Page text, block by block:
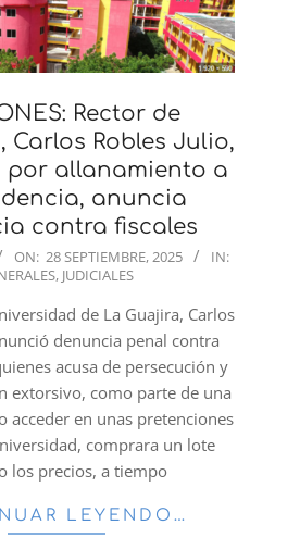
Rector de
Carlos Robles Julio,
por allanamiento a
anuncia
contra fiscales
ON: 28 SEPTIEMBRE, 2025
IN:
, JUDICIALES
de La Guajira, Carlos
denuncia penal contra
acusa de persecución y
extorsivo, como parte de una
acceder en unas pretenciones
comprara un lote
los precios, a tiempo
LEYENDO…